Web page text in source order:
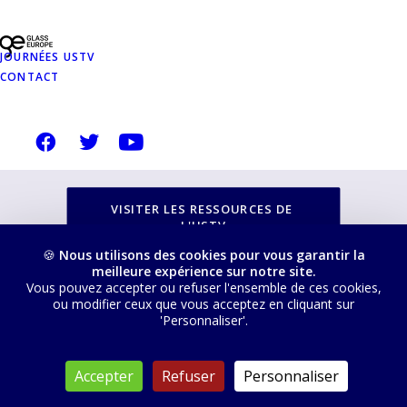
JOURNÉES USTV
CONTACT
filtrer, trier et télécharger depuis cette page :
VISITER LES RESSOURCES DE
L'USTV
🍪 Nous utilisons des cookies pour vous garantir la
meilleure expérience sur notre site.
Vous pouvez accepter ou refuser l'ensemble de ces cookies,
ou modifier ceux que vous acceptez en cliquant sur
'Personnaliser'.
Accepter Refuser Personnaliser